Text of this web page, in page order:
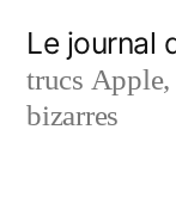
contenu
Le journal
trucs Apple,
bizarres